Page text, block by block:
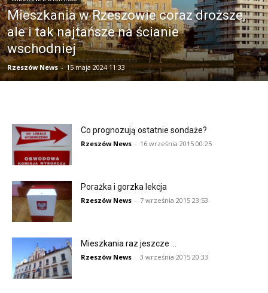
Mieszkania w Rzeszowie coraz droższe,
ale i tak najtańsze na ścianie
wschodniej
Rzeszów News - 15 maja 2024 11:33
Co prognozują ostatnie sondaże?
Rzeszów News - 16 września 2015 00:25
Porażka i gorzka lekcja
Rzeszów News - 7 września 2015 23:53
Mieszkania raz jeszcze …
Rzeszów News - 3 września 2015 20:33